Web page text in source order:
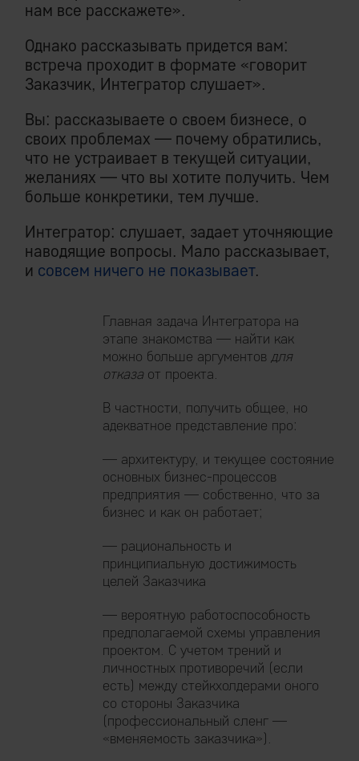
нам все расскажете».
Однако рассказывать придется вам:
встреча проходит в формате «говорит
Заказчик, Интегратор слушает».
Вы: рассказываете о своем бизнесе, о
своих проблемах — почему обратились,
что не устраивает в текущей ситуации,
желаниях — что вы хотите получить. Чем
больше конкретики, тем лучше.
Интегратор: слушает, задает уточняющие
наводящие вопросы. Мало рассказывает,
и совсем ничего не показывает.
Главная задача Интегратора на
этапе знакомства — найти как
можно больше аргументов для
отказаот проекта.
В частности, получить общее, но
адекватное представление про:
— архитектуру, и текущее состояние
основных бизнес-процессов
предприятия — собственно, что за
бизнес и как он работает;
— рациональность и
принципиальную достижимость
целей Заказчика
— вероятную работоспособность
предполагаемой схемы управления
проектом. С учетом трений и
личностных противоречий (если
есть) между стейкхолдерами оного
со стороны Заказчика
(профессиональный сленг —
«вменяемость заказчика»).